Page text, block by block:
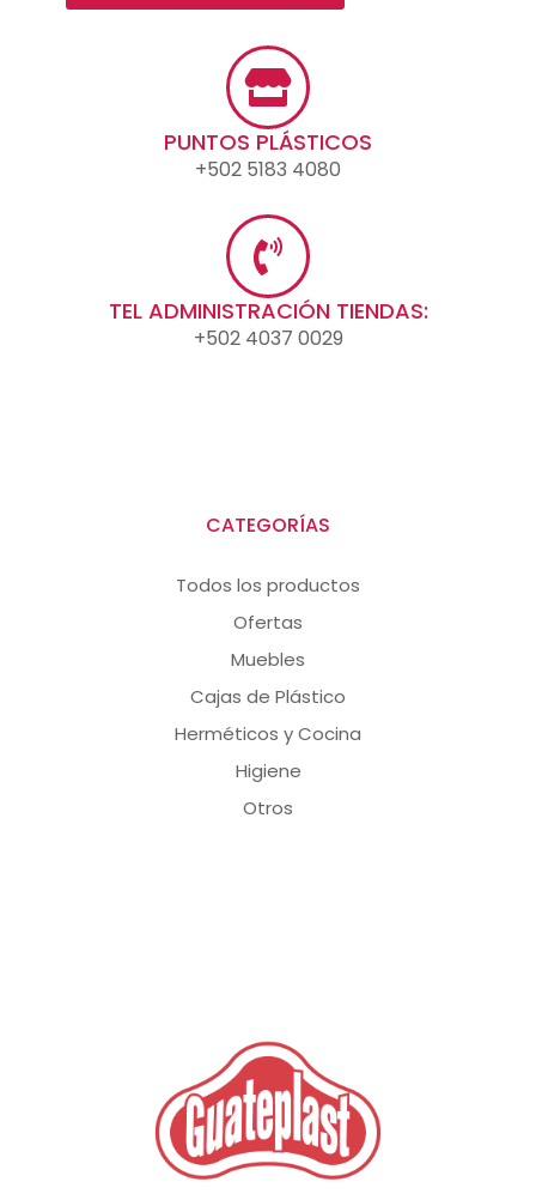
PUNTOS PLÁSTICOS
+502 5183 4080
TEL ADMINISTRACIÓN TIENDAS:
+502 4037 0029
CATEGORÍAS
Todos los productos
Ofertas
Muebles
Cajas de Plástico
Herméticos y Cocina
Higiene
Otros